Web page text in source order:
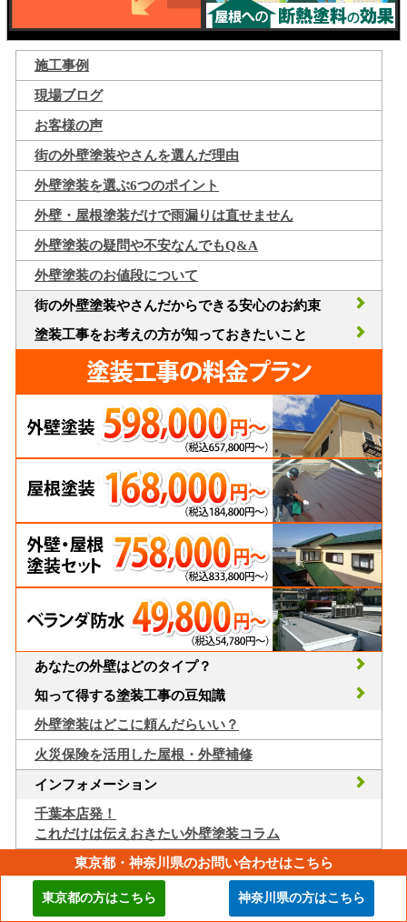
施工事例
現場ブログ
お客様の声
街の外壁塗装やさんを選んだ理由
外壁塗装を選ぶ6つのポイント
外壁・屋根塗装だけで雨漏りは直せません
外壁塗装の疑問や不安なんでもQ&A
外壁塗装のお値段について
街の外壁塗装やさんだからできる安心のお約束
塗装工事をお考えの方が知っておきたいこと
あなたの外壁はどのタイプ？
知って得する塗装工事の豆知識
外壁塗装はどこに頼んだらいい？
火災保険を活用した屋根・外壁補修
インフォメーション
千葉本店発！
これだけは伝えおきたい外壁塗装コラム
対応エリア一覧はこちら
東京都・神奈川県のお問い合わせはこちら
東京都の方はこちら 神奈川県の方はこちら